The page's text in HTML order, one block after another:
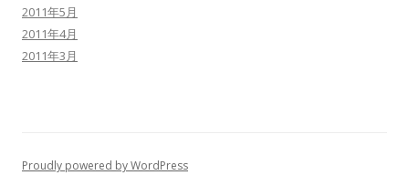
2011年5月
2011年4月
2011年3月
Proudly powered by WordPress